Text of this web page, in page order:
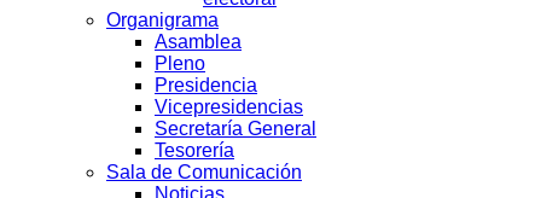
Organigrama
Asamblea
Pleno
Presidencia
Vicepresidencias
Secretaría General
Tesorería
Sala de Comunicación
Noticias